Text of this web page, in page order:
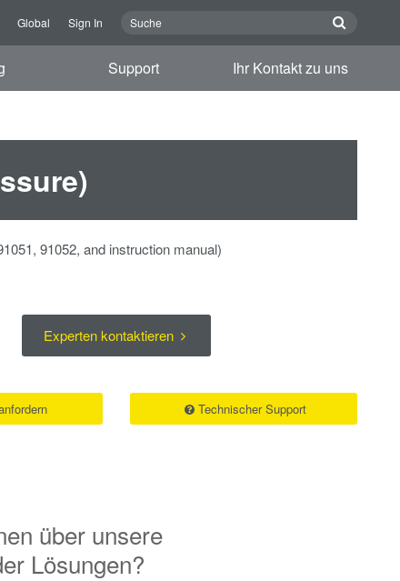
Global Sign In
Support Ihr Kontakt zu uns
91052, and instruction manual)
Experten kontaktieren
Technischer Support
über unsere
Lösungen?